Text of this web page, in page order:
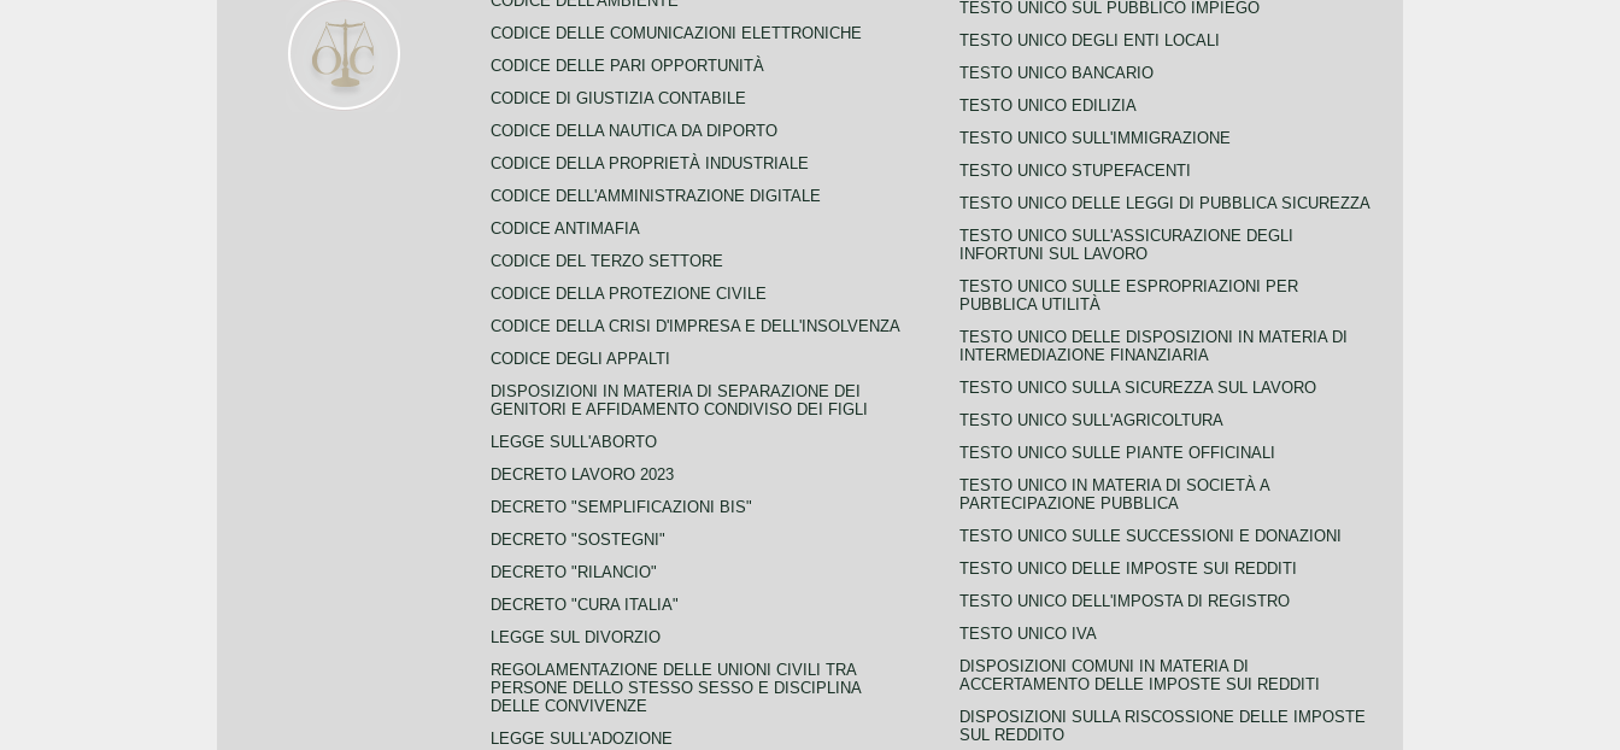
CODICE DELLE COMUNICAZIONI ELETTRONICHE
CODICE DELLE PARI OPPORTUNITÀ
CODICE DI GIUSTIZIA CONTABILE
CODICE DELLA NAUTICA DA DIPORTO
CODICE DELLA PROPRIETÀ INDUSTRIALE
CODICE DELL'AMMINISTRAZIONE DIGITALE
CODICE ANTIMAFIA
CODICE DEL TERZO SETTORE
CODICE DELLA PROTEZIONE CIVILE
CODICE DELLA CRISI D'IMPRESA E DELL'INSOLVENZA
CODICE DEGLI APPALTI
DISPOSIZIONI IN MATERIA DI SEPARAZIONE DEI
GENITORI E AFFIDAMENTO CONDIVISO DEI FIGLI
LEGGE SULL'ABORTO
DECRETO LAVORO 2023
DECRETO "SEMPLIFICAZIONI BIS"
DECRETO "SOSTEGNI"
DECRETO "RILANCIO"
DECRETO "CURA ITALIA"
LEGGE SUL DIVORZIO
REGOLAMENTAZIONE DELLE UNIONI CIVILI TRA
PERSONE DELLO STESSO SESSO E DISCIPLINA
DELLE CONVIVENZE
LEGGE SULL'ADOZIONE
TESTO UNICO SUL PUBBLICO IMPIEGO
TESTO UNICO DEGLI ENTI LOCALI
TESTO UNICO BANCARIO
TESTO UNICO EDILIZIA
TESTO UNICO SULL'IMMIGRAZIONE
TESTO UNICO STUPEFACENTI
TESTO UNICO DELLE LEGGI DI PUBBLICA SICUREZZA
TESTO UNICO SULL'ASSICURAZIONE DEGLI
INFORTUNI SUL LAVORO
TESTO UNICO SULLE ESPROPRIAZIONI PER
PUBBLICA UTILITÀ
TESTO UNICO DELLE DISPOSIZIONI IN MATERIA DI
INTERMEDIAZIONE FINANZIARIA
TESTO UNICO SULLA SICUREZZA SUL LAVORO
TESTO UNICO SULL'AGRICOLTURA
TESTO UNICO SULLE PIANTE OFFICINALI
TESTO UNICO IN MATERIA DI SOCIETÀ A
PARTECIPAZIONE PUBBLICA
TESTO UNICO SULLE SUCCESSIONI E DONAZIONI
TESTO UNICO DELLE IMPOSTE SUI REDDITI
TESTO UNICO DELL'IMPOSTA DI REGISTRO
TESTO UNICO IVA
DISPOSIZIONI COMUNI IN MATERIA DI
ACCERTAMENTO DELLE IMPOSTE SUI REDDITI
DISPOSIZIONI SULLA RISCOSSIONE DELLE IMPOSTE
SUL REDDITO